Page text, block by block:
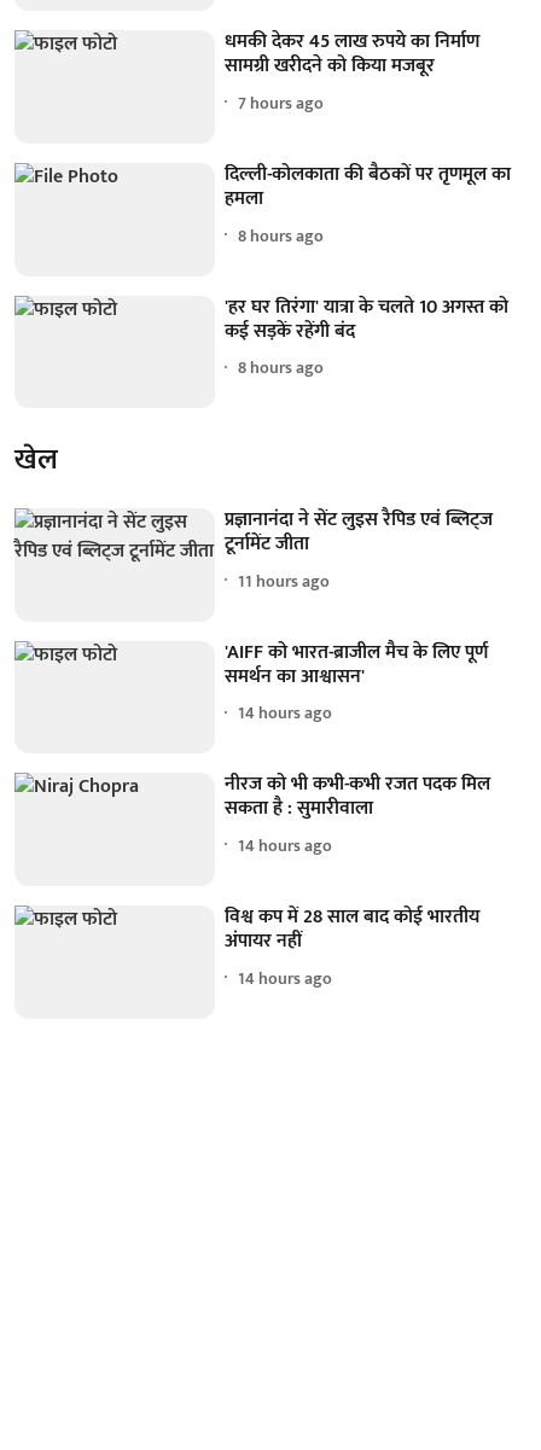
धमकी देकर 45 लाख रुपये का निर्माण
सामग्री खरीदने को किया मजबूर
7 hours ago
दिल्ली-कोलकाता की बैठकों पर तृणमूल का
हमला
8 hours ago
'हर घर तिरंगा' यात्रा के चलते 10 अगस्त को
कई सड़कें रहेंगी बंद
8 hours ago
खेल
प्रज्ञानानंदा ने सेंट लुइस रैपिड एवं ब्लिट्ज
टूर्नामेंट जीता
11 hours ago
'AIFF को भारत-ब्राजील मैच के लिए पूर्ण
समर्थन का आश्वासन'
14 hours ago
नीरज को भी कभी-कभी रजत पदक मिल
सकता है : सुमारीवाला
14 hours ago
विश्व कप में 28 साल बाद कोई भारतीय
अंपायर नहीं
14 hours ago